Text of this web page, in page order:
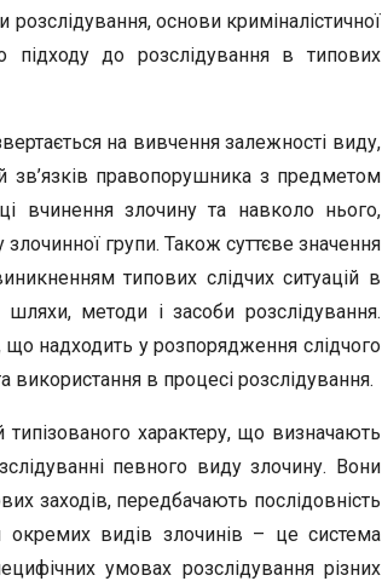
основи криміналістичної
підходу до розслідування в типових
на вивчення залежності виду,
зв’язків правопорушника з предметом
вчинення злочину та навколо нього,
злочинної групи. Також суттєве значення
типових слідчих ситуацій в
методи і засоби розслідування.
що надходить у розпорядження слідчого
використання в процесі розслідування.
характеру, що визначають
певного виду злочину. Вони
заходів, передбачають послідовність
окремих видів злочинів – це система
умовах розслідування різних